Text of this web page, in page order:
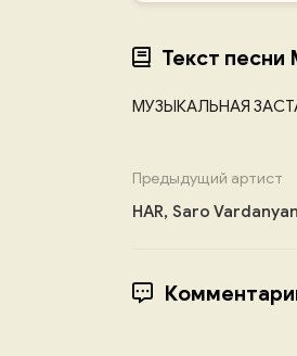
Текст песни
МУЗЫКАЛЬНАЯ
Предыдущий артист
HAR, Saro